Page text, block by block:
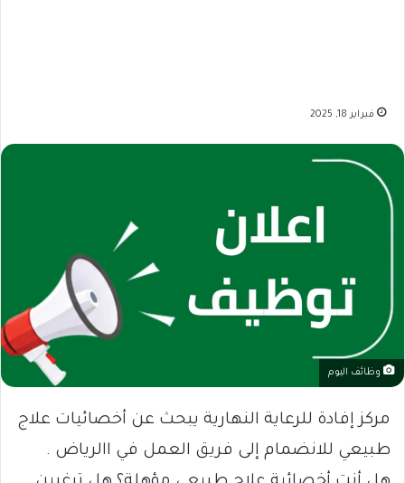
فبراير 18, 2025
وظائف اليوم
مركز إفادة للرعاية النهارية يبحث عن أخصائيات علاج
طبيعي للانضمام إلى فريق العمل في االرياض .